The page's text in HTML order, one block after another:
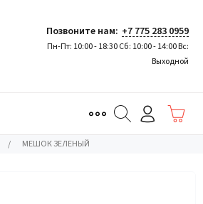
Позвоните нам: +7 775 283 0959
Пн-Пт: 10:00 - 18:30 Сб: 10:00 - 14:00 Вс:
Выходной
/ МЕШОК ЗЕЛЕНЫЙ